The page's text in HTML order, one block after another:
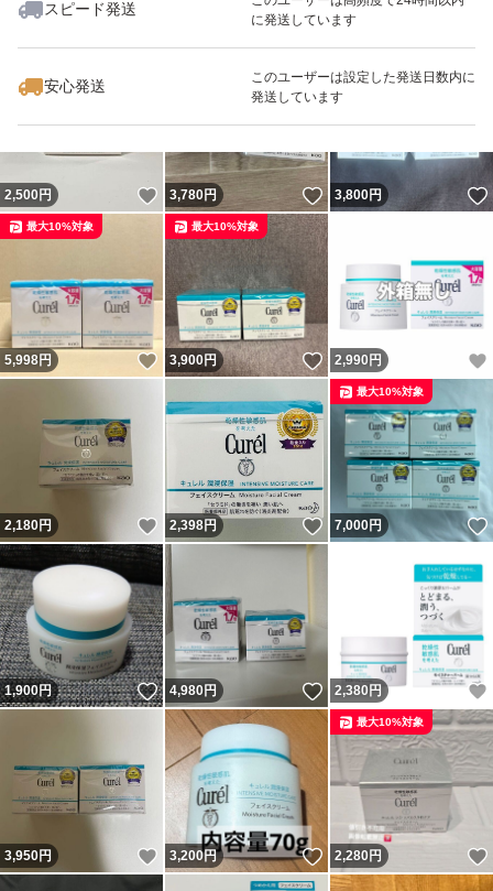
スピード発送
に発送しています
安心発送
このユーザーは設定した発送日数内に
発送しています
いいね！
2,199
2,500円 いいね！
3,780円 いいね！
3,800円
5,998円 いいね！
最大10%対象
3,900円 いいね！
最大10%対象
2,990 円
2,180円 いいね！
2,398円 いいね！
7,000円
最大10%対象
1,900円 いいね！
4,980円 いいね！
2,380円
3,950円 いいね！
3,200円 いいね！
2,280円
最大10%対象